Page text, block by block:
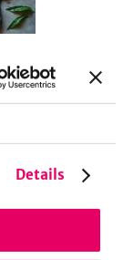
Details
Bärlauch
als
Bärlauch-
ist
dir hier,